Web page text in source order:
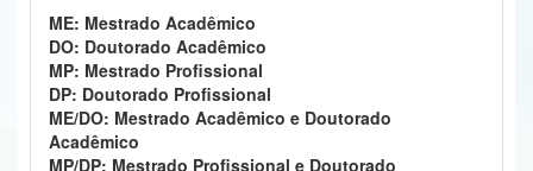
Gabinete de Segurança Institucional
Advocacia-Geral da União
Banco Central do Brasil
ME: Mestrado Acadêmico
DO: Doutorado Acadêmico
MP: Mestrado Profissional
DP: Doutorado Profissional
ME/DO: Mestrado Acadêmico e Doutorado
Acadêmico
MP/DP: Mestrado Profissional e Doutorado